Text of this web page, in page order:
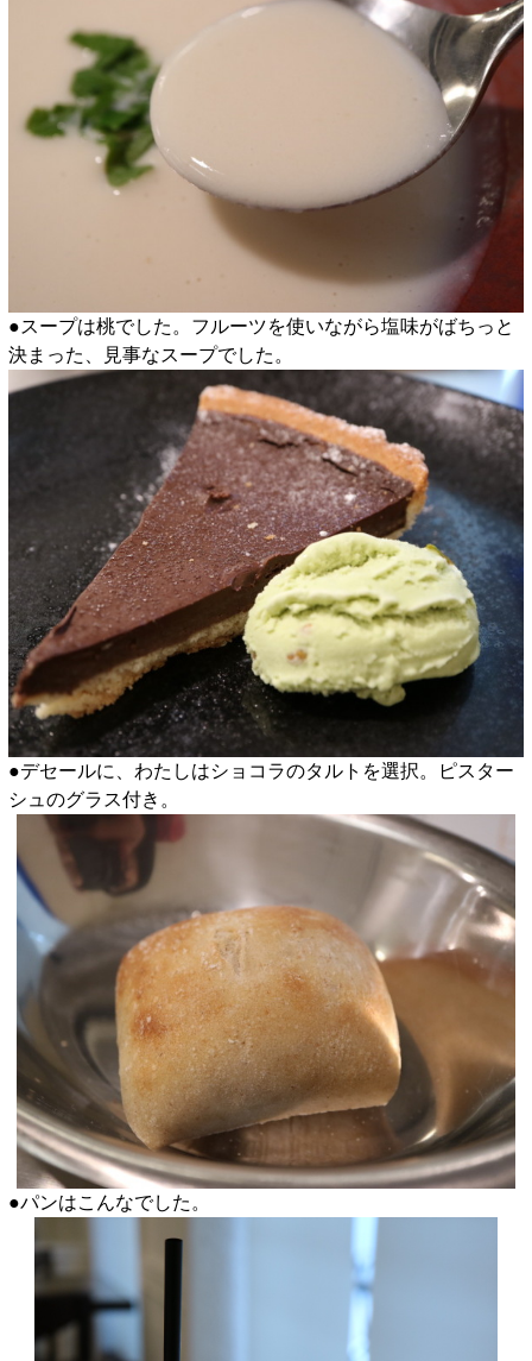
●スープは桃でした。フルーツを使いながら塩味がばちっと
決まった、見事なスープでした。
●デセールに、わたしはショコラのタルトを選択。ピスター
シュのグラス付き。
●パンはこんなでした。